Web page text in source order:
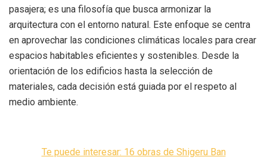
pasajera; es una filosofía que busca armonizar la
arquitectura con el entorno natural. Este enfoque se centra
en aprovechar las condiciones climáticas locales para crear
espacios habitables eficientes y sostenibles. Desde la
orientación de los edificios hasta la selección de
materiales, cada decisión está guiada por el respeto al
medio ambiente.
Te puede interesar: 16 obras de Shigeru Ban